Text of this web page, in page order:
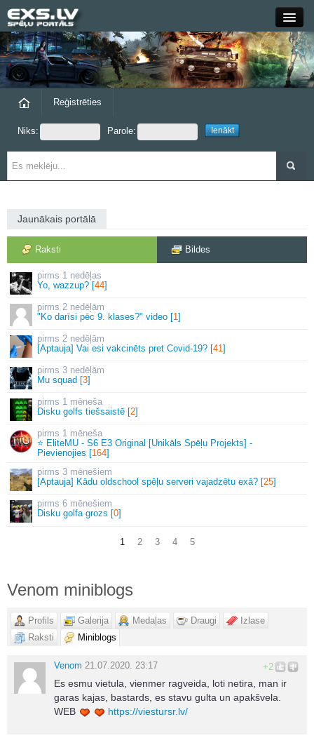
Close
Forums
Grupas
Reģistrēties
Niks: Parole:
Jaunākais portālā
Raksti Bildes
1 nedēļas
Yo, wazzup? [44]
2 nedēļām
"Ko darīsi pēc 9. klases?" video [1]
2 nedēļām
[Aptauja] Vai esi vakcinēts pret Covid-19? [41]
3 nedēļām
Mu squad [3]
1 mēneša
Disku golfs tiešsaistē [2]
1 mēneša
⭐ EliteMU - S6 E3 Original [Unikāls Spēļu Projekts] -
Pievienojies [164]
3 mēnešiem
[Aptauja] Kādu oldschool spēļu serveri vajadzētu exā? [25]
6 mēnešiem
Disku golfa grozs [0]
1 2 3 4 5
Venom miniblogs
Profils Galerija Medaļas Draugi
Izlase
Raksti
Miniblogs
+2
Venom 21.07.2020. 23:17
Es esmu vietula, vienmer ragveida, loti netira, man ir
garas kajas, bastards, es stavu gulta un apakšvela.
WEB
https://viestursr.lv/